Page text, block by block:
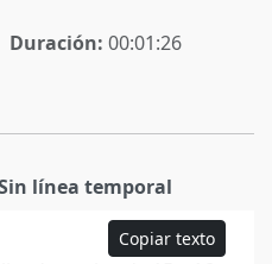
Duración: 00:01:26
línea temporal
Copiar texto